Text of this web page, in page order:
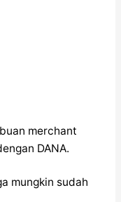
merchant
DANA.
mungkin sudah